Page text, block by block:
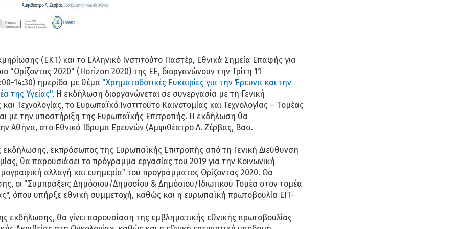
(ΕΚΤ) και το Ελληνικό Ινστιτούτο Παστέρ, Εθνικά Σημεία Επαφής για
"Ορίζοντας 2020" (Horizon 2020) της ΕΕ, διοργανώνουν την Τρίτη 11
14:30) ημερίδα με θέμα "Χρηματοδοτικές Ευκαιρίες για την Έρευνα και την
της Υγείας". Η εκδήλωση διοργανώνεται σε συνεργασία με τη Γενική
Τεχνολογίας, το Ευρωπαϊκό Ινστιτούτο Καινοτομίας και Τεχνολογίας – Tομέας
με την υποστήριξη της Ευρωπαϊκής Επιτροπής. Η εκδήλωση θα
Αθήνα, στο Εθνικό Ίδρυμα Ερευνών (Αμφιθέατρο Λ. Ζέρβας, Βασ.
εκδήλωσης, εκπρόσωπος της Ευρωπαϊκής Επιτροπής από τη Γενική Διεύθυνση
θα παρουσιάσει το πρόγραμμα εργασίας του 2019 για την Κοινωνική
αλλαγή και ευημερία” του προγράμματος Ορίζοντας 2020. Θα
οι "Συμπράξεις Δημόσιου/Δημοσίου & Δημόσιου/Ιδιωτικού Τομέα στον τομέα
όπου υπήρξε εθνική συμμετοχή, καθώς και η ευρωπαϊκή πρωτοβουλία ΕIT-
εκδήλωσης, θα γίνει παρουσίαση της εμβληματικής εθνικής πρωτοβουλίας